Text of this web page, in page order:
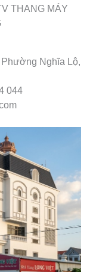
THANG MÁY
Nghĩa Lộ,
044